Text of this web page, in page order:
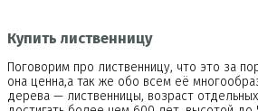
Купить лиственницу
Поговорим про лиственницу, что это за
она ценна,а так же обо всем её
дерева — лиственницы, возраст